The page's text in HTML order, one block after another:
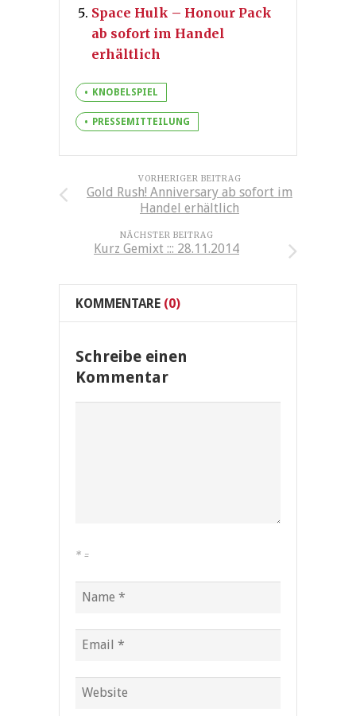
Space Hulk – Honour Pack
ab sofort im Handel
erhältlich
KNOBELSPIEL
PRESSEMITTEILUNG
VORHERIGER BEITRAG
Gold Rush! Anniversary ab sofort im
Handel erhältlich
NÄCHSTER BEITRAG
Kurz Gemixt ::: 28.11.2014
KOMMENTARE (0)
Schreibe einen
Kommentar
* =